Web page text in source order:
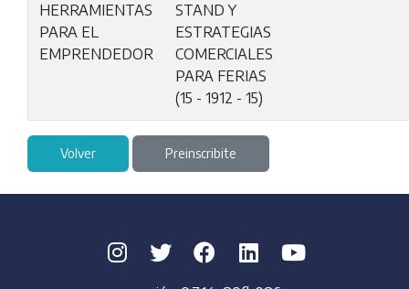
HERRAMIENTAS
PARA EL
EMPRENDEDOR
STAND Y
ESTRATEGIAS
COMERCIALES
PARA FERIAS
(15 - 1912 - 15)
Volver Preinscribite